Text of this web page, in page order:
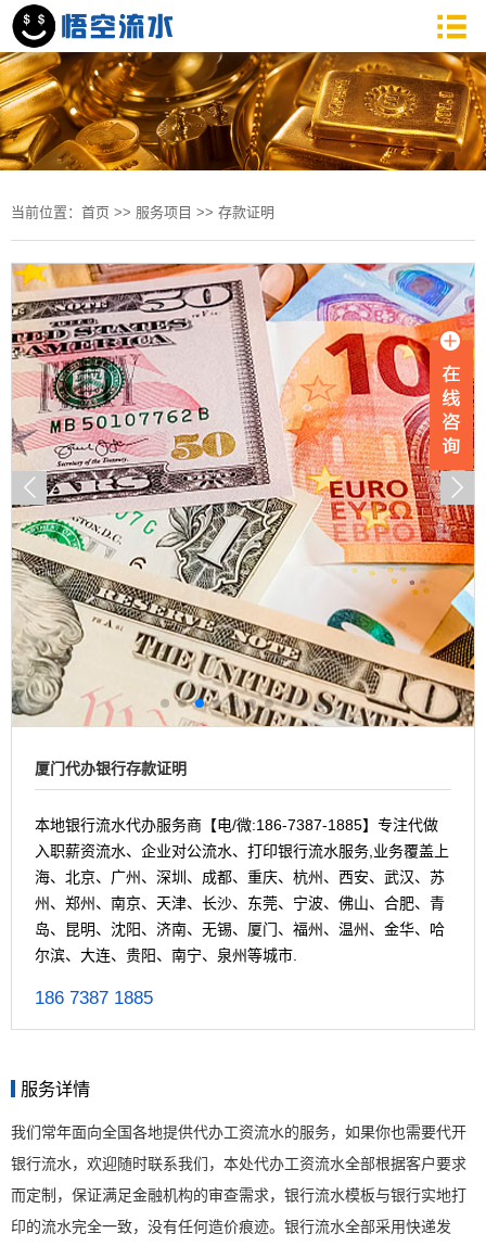
当前位置： 首页 >> 服务项目 >> 存款证明
厦门代办银行存款证明
本地银行流水代办服务商【电/微:186-7387-1885】专注代做
入职薪资流水、企业对公流水、打印银行流水服务,业务覆盖上
海、北京、广州、深圳、成都、重庆、杭州、西安、武汉、苏
州、郑州、南京、天津、长沙、东莞、宁波、佛山、合肥、青
岛、昆明、沈阳、济南、无锡、厦门、福州、温州、金华、哈
尔滨、大连、贵阳、南宁、泉州等城市.
186 7387 1885
服务详情
我们常年面向全国各地提供代办工资流水的服务，如果你也需要代开
银行流水，欢迎随时联系我们，本处代办工资流水全部根据客户要求
而定制，保证满足金融机构的审查需求，银行流水模板与银行实地打
印的流水完全一致，没有任何造价痕迹。银行流水全部采用快递发